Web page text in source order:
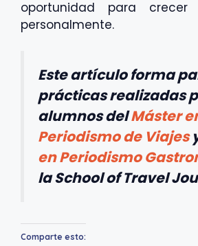
oportunidad para crecer
personalmente.
Este artículo forma
prácticas realizadas
alumnos delMáster
Periodismo de Viajes
en Periodismo
la School of Travel
Comparte esto: